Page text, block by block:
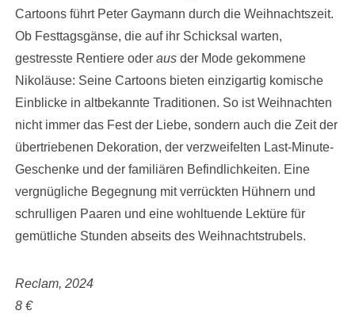
Cartoons führt Peter Gaymann durch die Weihnachtszeit.
Ob Festtagsgänse, die auf ihr Schicksal warten,
gestresste Rentiere oder aus der Mode gekommene
Nikoläuse: Seine Cartoons bieten einzigartig komische
Einblicke in altbekannte Traditionen. So ist Weihnachten
nicht immer das Fest der Liebe, sondern auch die Zeit der
übertriebenen Dekoration, der verzweifelten Last-Minute-
Geschenke und der familiären Befindlichkeiten. Eine
vergnügliche Begegnung mit verrückten Hühnern und
schrulligen Paaren und eine wohltuende Lektüre für
gemütliche Stunden abseits des Weihnachtstrubels.
Reclam, 2024
8 €